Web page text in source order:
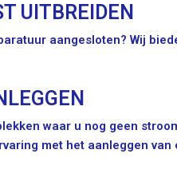
UITBREIDEN
aangesloten? Wij
waar u nog geen
met het aanleggen van